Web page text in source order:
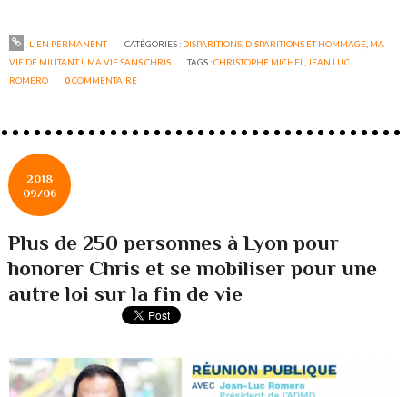
LIEN PERMANENT CATÉGORIES : DISPARITIONS, DISPARITIONS ET HOMMAGE, MA
VIE DE MILITANT ! MA VIE SANS CHRIS TAGS :CHRISTOPHE MICHEL
JEAN LUC
ROMERO
0COMMENTAIRE
2018
09/06
Plus de 250 personnes à Lyon pour
honorer Chris et se mobiliser pour une
autre loi sur la fin de vie